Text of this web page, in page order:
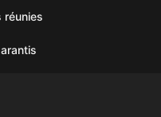
réunies